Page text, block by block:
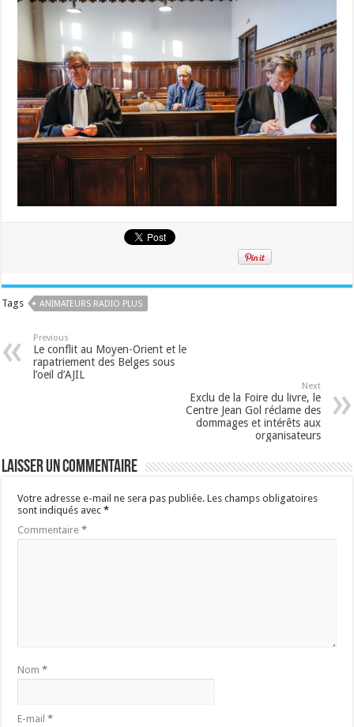
Tags ANIMATEURS RADIO PLUS
Previous
Le conflit au Moyen-Orient et le
rapatriement des Belges sous
l’oeil d’AJIL
Next
Exclu de la Foire du livre, le
Centre Jean Gol réclame des
dommages et intérêts aux
organisateurs
Laisser un commentaire
Votre adresse e-mail ne sera pas publiée. Les champs obligatoires
sont indiqués avec*
Commentaire*
Nom*
E-mail*